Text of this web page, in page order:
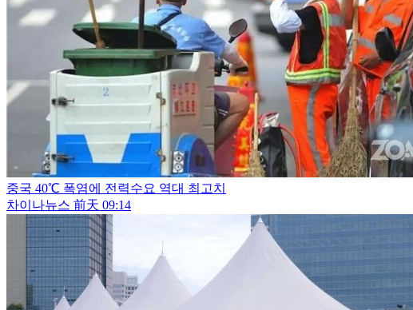
중국 40℃ 폭염에 전력수요 역대 최고치
차이나뉴스 前天 09:14